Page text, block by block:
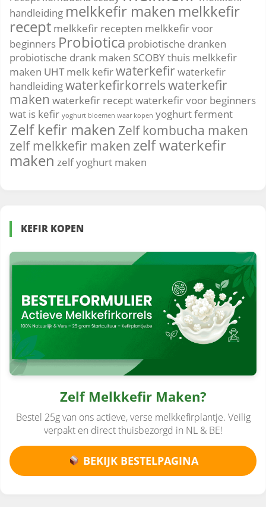
handleiding melkkefir maken melkkefir
recept melkkefir recepten melkkefir voor
beginners Probiotica probiotische dranken
probiotische drank maken SCOBYthuis melkkefir
maken UHT melk kefirwaterkefirwaterkefir
handleidingwaterkefirkorrelswaterkefir
maken waterkefir receptwaterkefir voor beginners
wat is kefir yoghurt bloemen waar kopen yoghurt ferment
Zelf kefir maken Zelf kombucha maken
zelf melkkefir maken zelf waterkefir
maken zelf yoghurt maken
KEFIR KOPEN
Zelf Melkkefir Maken?
Bestel 25g van ons actieve, verse melkkefirplantje. Veilig
verpakt en direct thuisbezorgd in NL & BE!
BEKIJK BESTELPAGINA